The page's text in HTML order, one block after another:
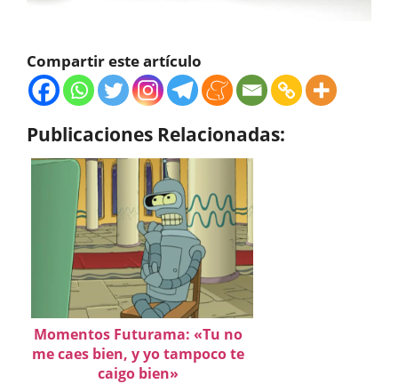
Compartir este artículo
Publicaciones Relacionadas:
Momentos Futurama: «Tu no
me caes bien, y yo tampoco te
caigo bien»